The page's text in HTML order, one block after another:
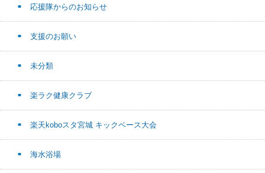
応援隊からのお知らせ
支援のお願い
未分類
楽ラク健康クラブ
楽天koboスタ宮城 キックベース大会
海水浴場